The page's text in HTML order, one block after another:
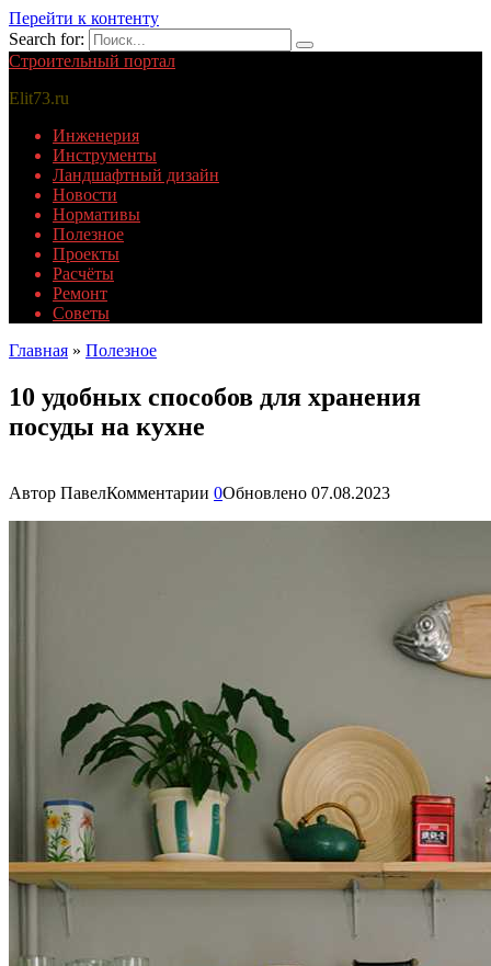
Перейти к контенту
Search for:
Строительный портал
Elit73.ru
Инженерия
Инструменты
Ландшафтный дизайн
Новости
Нормативы
Полезное
Проекты
Расчёты
Ремонт
Советы
Главная » Полезное
10 удобных способов для хранения
посуды на кухне
Автор ПавелКомментарии 0Обновлено 07.08.2023